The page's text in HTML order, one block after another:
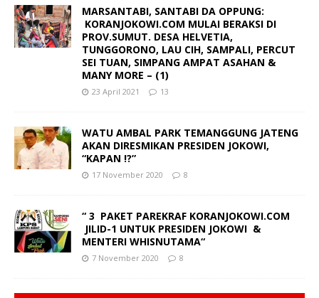
MARSANTABI, SANTABI DA OPPUNG:
KORANJOKOWI.COM MULAI BERAKSI DI
PROV.SUMUT. DESA HELVETIA,
TUNGGORONO, LAU CIH, SAMPALI, PERCUT
SEI TUAN, SIMPANG AMPAT ASAHAN &
MANY MORE – (1)
23 April 2021 13
WATU AMBAL PARK TEMANGGUNG JATENG
AKAN DIRESMIKAN PRESIDEN JOKOWI,
“KAPAN !?”
17 November 2020 8
“ 3 PAKET PAREKRAF KORANJOKOWI.COM
JILID-1 UNTUK PRESIDEN JOKOWI &
MENTERI WHISNUTAMA“
7 November 2020 8